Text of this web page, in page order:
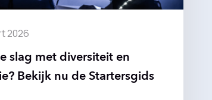
2026
slag met diversiteit en
Bekijk nu de Startersgids